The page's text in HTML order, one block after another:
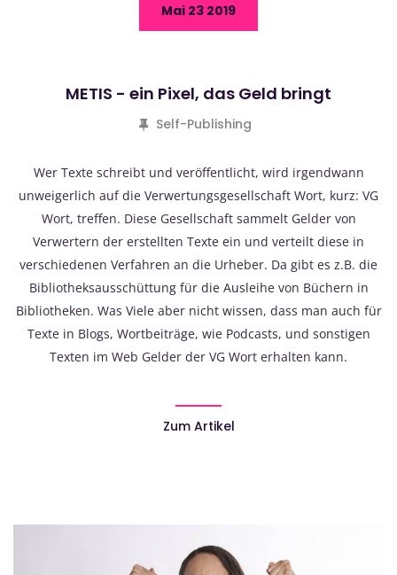
Mai 23 2019
METIS - ein Pixel, das Geld bringt
Self-Publishing
Wer Texte schreibt und veröffentlicht, wird irgendwann
unweigerlich auf die Verwertungsgesellschaft Wort, kurz: VG
Wort, treffen. Diese Gesellschaft sammelt Gelder von
Verwertern der erstellten Texte ein und verteilt diese in
verschiedenen Verfahren an die Urheber. Da gibt es z.B. die
Bibliotheksausschüttung für die Ausleihe von Büchern in
Bibliotheken. Was Viele aber nicht wissen, dass man auch für
Texte in Blogs, Wortbeiträge, wie Podcasts, und sonstigen
Texten im Web Gelder der VG Wort erhalten kann.
Zum Artikel